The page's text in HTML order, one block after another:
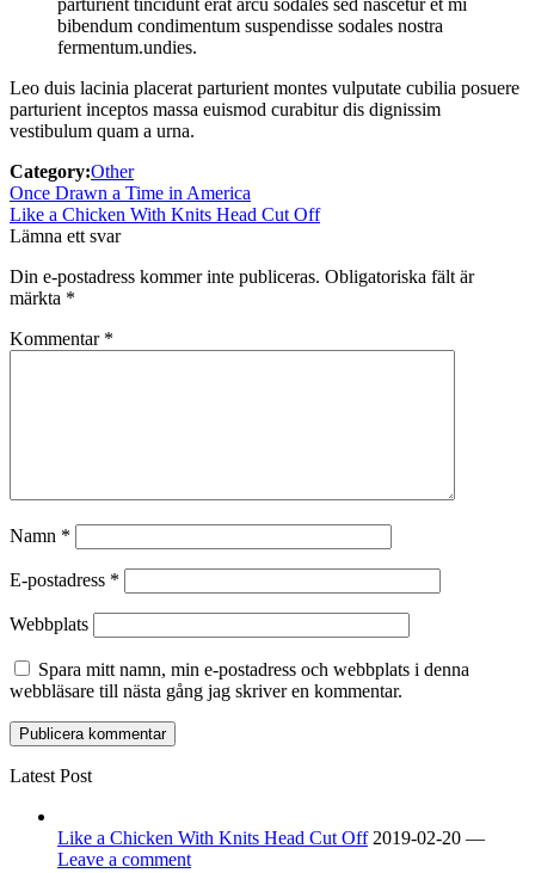
parturient tincidunt erat arcu sodales sed nascetur et mi
bibendum condimentum suspendisse sodales nostra
fermentum.undies.
Leo duis lacinia placerat parturient montes vulputate cubilia posuere
parturient inceptos massa euismod curabitur dis dignissim
vestibulum quam a urna.
Category:Other
Inläggsnavigering
Previous
post:
Once Drawn a Time in America
Next
post:
Like a Chicken With Knits Head Cut Off
Lämna ett svar
Din e-postadress kommer inte publiceras. Obligatoriska fält är
märkta *
Kommentar *
Namn *
E-postadress *
Webbplats
Spara mitt namn, min e-postadress och webbplats i denna
webbläsare till nästa gång jag skriver en kommentar.
Latest Post
Like a Chicken With Knits Head Cut Off 2019-02-20 —
Leave a comment